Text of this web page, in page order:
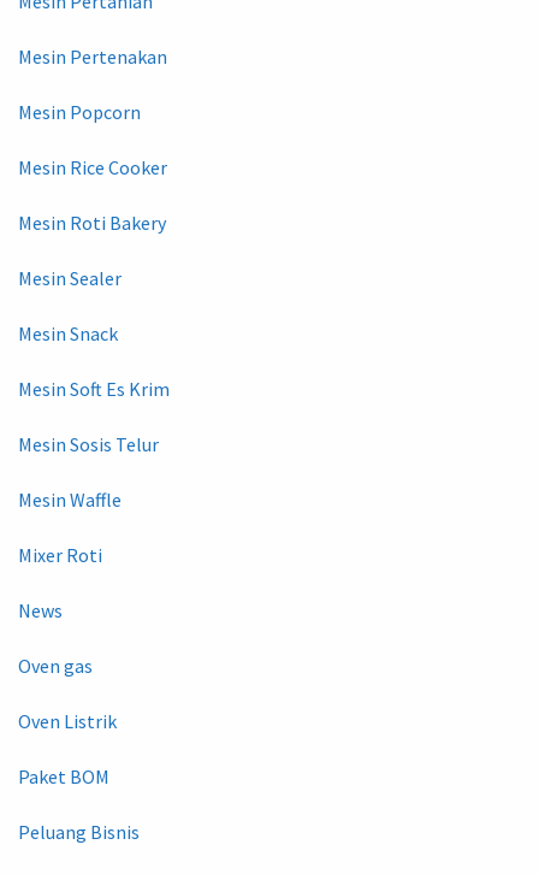
Mesin Pertenakan
Mesin Popcorn
Mesin Rice Cooker
Mesin Roti Bakery
Mesin Sealer
Mesin Snack
Mesin Soft Es Krim
Mesin Sosis Telur
Mesin Waffle
Mixer Roti
News
Oven gas
Oven Listrik
Paket BOM
Peluang Bisnis